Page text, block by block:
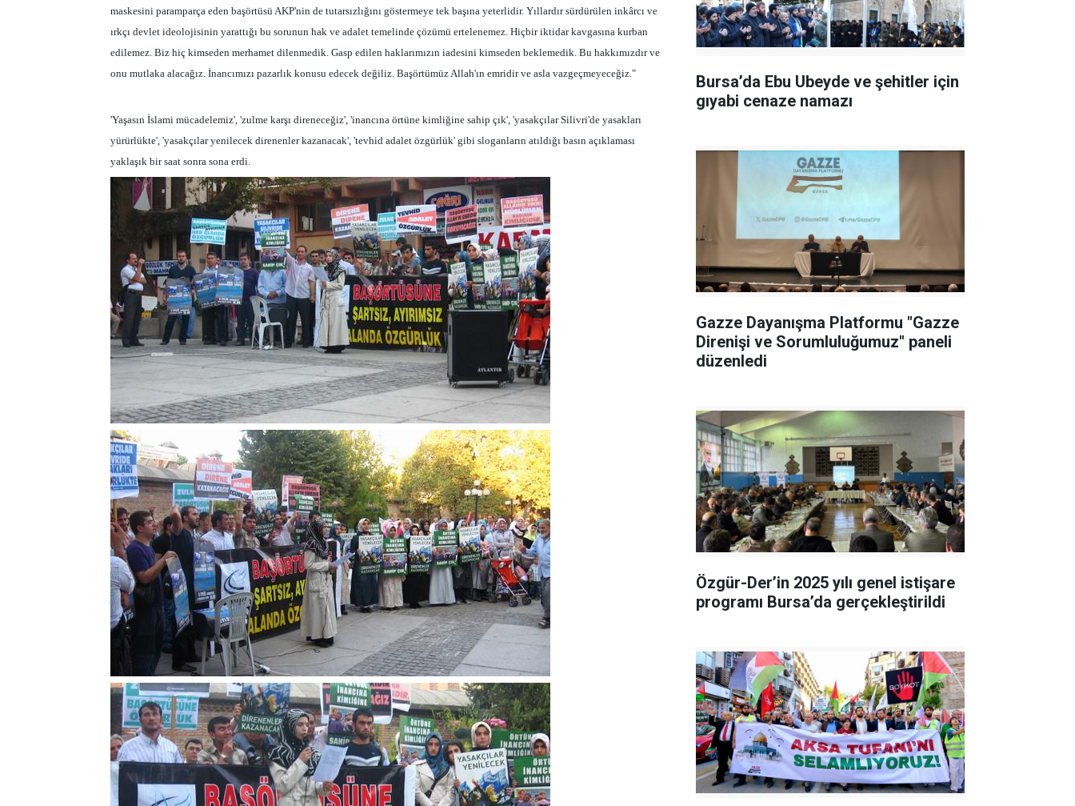
maskesini paramparça eden başörtüsü AKP'nin de tutarsızlığını göstermeye tek başına yeterlidir. Yıllardır sürdürülen inkârcı ve
ırkçı devlet ideolojisinin yarattığı bu sorunun hak ve adalet temelinde çözümü ertelenemez. Hiçbir iktidar kavgasına kurban
edilemez. Biz hiç kimseden merhamet dilenmedik. Gasp edilen haklarımızın iadesini kimseden beklemedik. Bu hakkımızdır ve
onu mutlaka alacağız. İnancımızı pazarlık konusu edecek değiliz. Başörtümüz Allah'ın emridir ve asla vazgeçmeyeceğiz."
'Yaşasın İslami mücadelemiz', 'zulme karşı direneceğiz', 'inancına örtüne kimliğine sahip çık', 'yasakçılar Silivri'de yasakları
yürürlükte', 'yasakçılar yenilecek direnenler kazanacak', 'tevhid adalet özgürlük' gibi sloganların atıldığı basın açıklaması
yaklaşık bir saat sonra sona erdi.
Bursa’da Ebu Ubeyde ve şehitler için
gıyabi cenaze namazı
Gazze Dayanışma Platformu "Gazze
Direnişi ve Sorumluluğumuz" paneli
düzenledi
Özgür-Der’in 2025 yılı genel istişare
programı Bursa’da gerçekleştirildi